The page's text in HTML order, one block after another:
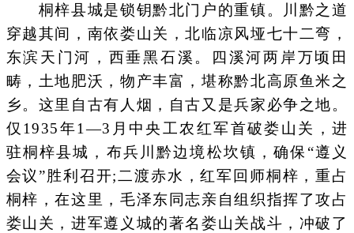
桐梓县城是锁钥黔北门户的重镇。川黔之道
穿越其间，南依娄山关，北临凉风垭七十二弯，
东滨天门河，西垂黑石溪。四溪河两岸万顷田
畴，土地肥沃，物产丰富，堪称黔北高原鱼米之
乡。这里自古有人烟，自古又是兵家必争之地。
仅1935年1—3月中央工农红军首破娄山关，进
驻桐梓县城，布兵川黔边境松坎镇，确保“遵义
会议”胜利召开;二渡赤水，红军回师桐梓，重占
桐梓，在这里，毛泽东同志亲自组织指挥了攻占
娄山关，进军遵义城的著名娄山关战斗，冲破了